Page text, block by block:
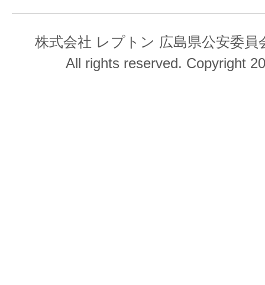
株式会社 レプトン 広島県公安委員
All rights reserved. Copyright